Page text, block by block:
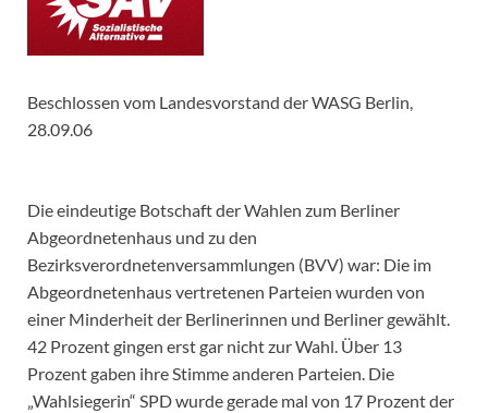
Beschlossen vom Landesvorstand der WASG Berlin,
28.09.06
Die eindeutige Botschaft der Wahlen zum Berliner
Abgeordnetenhaus und zu den
Bezirksverordnetenversammlungen (BVV) war: Die im
Abgeordnetenhaus vertretenen Parteien wurden von
einer Minderheit der Berlinerinnen und Berliner gewählt.
42 Prozent gingen erst gar nicht zur Wahl. Über 13
Prozent gaben ihre Stimme anderen Parteien. Die
„Wahlsiegerin“ SPD wurde gerade mal von 17 Prozent der